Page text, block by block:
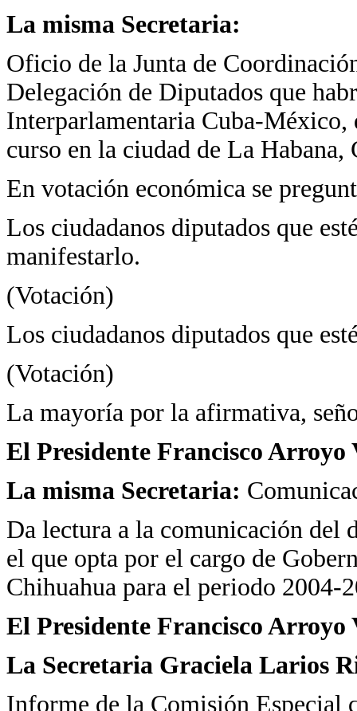
La misma Secretaria:
Oficio de la Junta de
Delegación de Diputados que
Interparlamentaria Cuba-México,
curso en la ciudad de La Habana,
En votación económica se
Los ciudadanos diputados que
manifestarlo.
(Votación)
Los ciudadanos diputados que
(Votación)
La mayoría por la afirmativa,
El Presidente Francisco
La misma Secretaria:
Da lectura a la comunicación del
el que opta por el cargo de
Chihuahua para el periodo 2004-
El Presidente Francisco
La Secretaria Graciela Larios
Informe de la Comisión Especial